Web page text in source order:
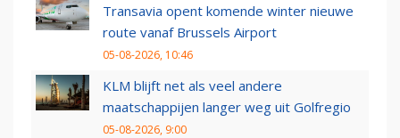
Transavia opent komende winter nieuwe
route vanaf Brussels Airport
05-08-2026, 10:46
KLM blijft net als veel andere
maatschappijen langer weg uit Golfregio
05-08-2026, 9:00